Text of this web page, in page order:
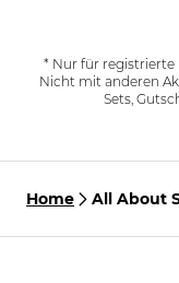
* Nur für registrierte
Nicht mit anderen
Sets,
Home
All About